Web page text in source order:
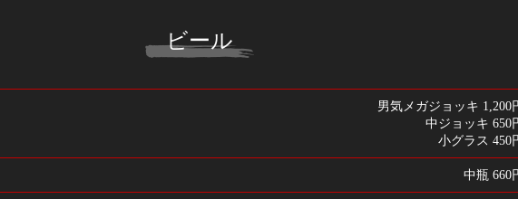
ビール
男気メガジョッキ 1,200
中ジョッキ 650
小グラス 450
中瓶 660